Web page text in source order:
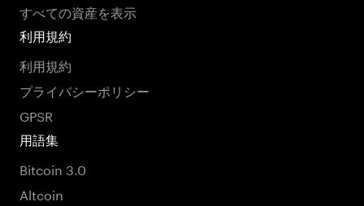
すべての資産を表示
利用規約
利用規約
プライバシーポリシー
GPSR
用語集
Bitcoin 3.0
Altcoin